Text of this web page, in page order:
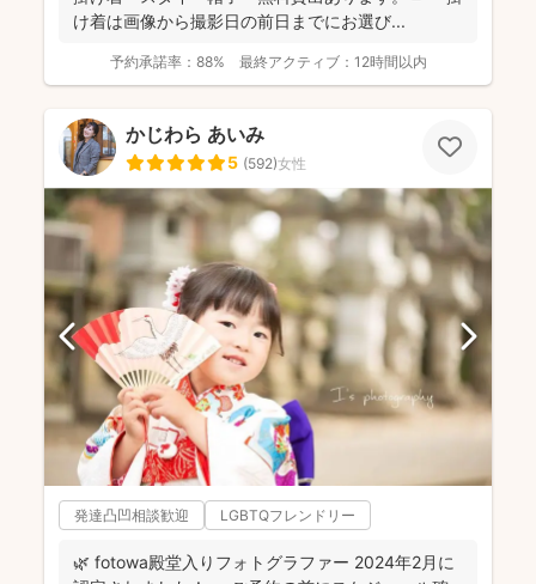
け着は画像から撮影日の前日までにお選び...
予約承諾率： 88% 最終アクティブ： 12時間以内
かじわら あいみ
5 (592)女性
発達凸凹相談歓迎 LGBTQフレンドリー
🌿 fotowa殿堂入りフォトグラファー 2024年2月に